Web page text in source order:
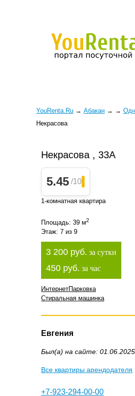
YouRenta.Ru → Абакан → →
Некрасова
Некрасова , 33А
5.45 /10
1-комнатная квартира
Площадь: 39 м2
Этаж: 7 из 9
3 200 руб. за сутки
450 руб. за час
ИнтернетПарковка
Стиральная машинка
Евгения
Был(а) на сайте:
Все квартиры арендодателя
+7-923-294-00-00